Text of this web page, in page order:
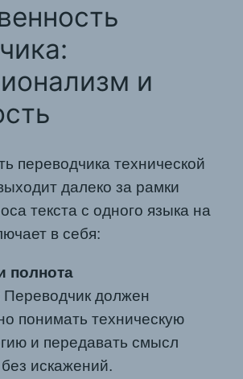
и
переводчика технической
далеко за рамки
текста с одного языка на
в себя:
полнота
Переводчик должен
понимать техническую
и передавать смысл
искажений.